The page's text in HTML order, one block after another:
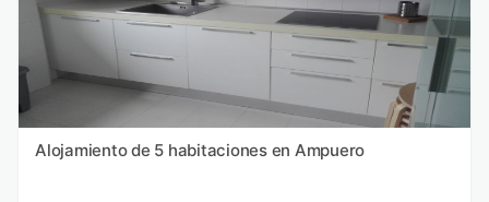
Alojamiento de 5 habitaciones en Ampuero